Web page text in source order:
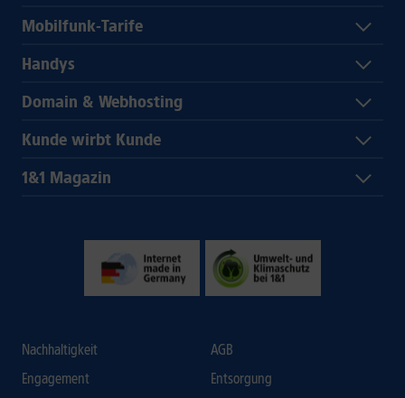
Mobilfunk-Tarife
Handys
Domain & Webhosting
Kunde wirbt Kunde
1&1 Magazin
Nachhaltigkeit
Engagement
AGB
Entsorgung